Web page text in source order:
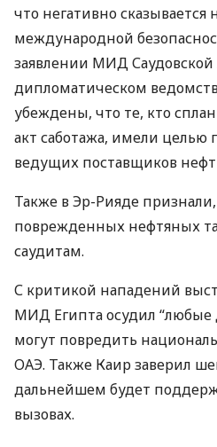
что негативно сказывается
международной
заявлении МИД
дипломатическом
убеждены, что те, кто
акт саботажа, имели целью
ведущих поставщиков
Также в Эр-Рияде
поврежденных нефтяных
саудитам.
С критикой нападений
МИД Египта осудил
могут повредить
ОАЭ. Также Каир заверил
дальнейшем будет
вызовах.